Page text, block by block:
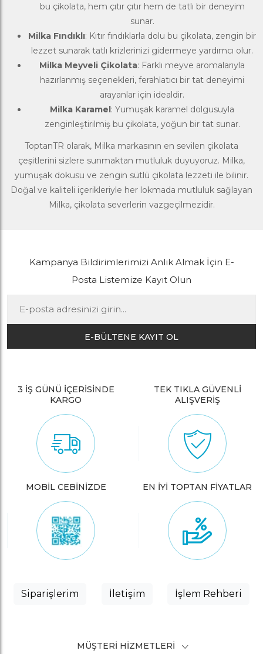
bu çikolata, hem çıtır çıtır hem de tatlı bir deneyim
sunar.
Milka Fındıklı: Kıtır fındıklarla dolu bu çikolata, zengin bir
lezzet sunarak tatlı krizlerinizi gidermeye yardımcı olur.
Milka Meyveli Çikolata: Farklı meyve aromalarıyla
hazırlanmış seçenekleri, ferahlatıcı bir tat deneyimi
arayanlar için idealdir.
Milka Karamel: Yumuşak karamel dolgusuyla
zenginleştirilmiş bu çikolata, yoğun bir tat sunar.
ToptanTR olarak, Milka markasının en sevilen çikolata
çeşitlerini sizlere sunmaktan mutluluk duyuyoruz. Milka,
yumuşak dokusu ve zengin sütlü çikolata lezzeti ile bilinir.
Doğal ve kaliteli içerikleriyle her lokmada mutluluk sağlayan
Milka, çikolata severlerin vazgeçilmezidir.
Kampanya Bildirimlerimizi Anlık Almak İçin E-
Posta Listemize Kayıt Olun
E-BÜLTENE KAYIT OL
3 İŞ GÜNÜ İÇERİSİNDE
KARGO
TEK TIKLA GÜVENLİ
ALIŞVERİŞ
MOBİL CEBİNİZDE EN İYİ TOPTAN FİYATLAR
Siparişlerim İletişim İşlem Rehberi
MÜŞTERI HIZMETLERI